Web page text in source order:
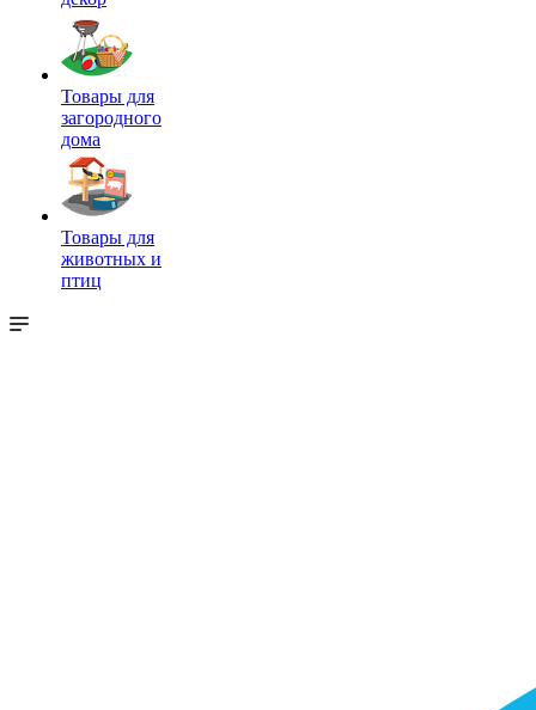
Товары для
загородного
дома
Товары для
животных и
птиц